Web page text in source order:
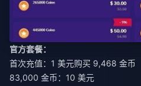
官方套餐：
首次充值：1 美元购买 9,468 金币
83,000 金币：10 美元